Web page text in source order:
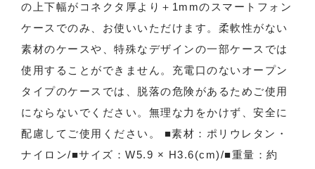
の上下幅がコネクタ厚より＋1mmのスマートフォン
ケースでのみ、お使いいただけます。柔軟性がない
素材のケースや、特殊なデザインの一部ケースでは
使用することができません。充電口のないオープン
タイプのケースでは、脱落の危険があるためご使用
にならないでください。無理な力をかけず、安全に
配慮してご使用ください。 ■素材：ポリウレタン・
ナイロン/■サイズ：W5.9 × H3.6(cm)/■重量：約